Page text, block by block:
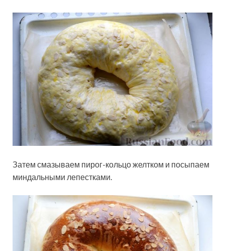
Затем смазываем пирог-кольцо желтком и посыпаем
миндальными лепестками.